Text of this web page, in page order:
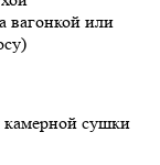
вагонкой или
камерной сушки